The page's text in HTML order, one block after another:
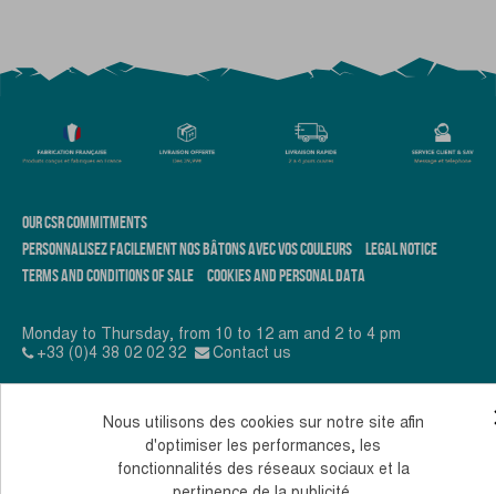
OUR CSR COMMITMENTS
PERSONNALISEZ FACILEMENT NOS BÂTONS AVEC VOS COULEURS
LEGAL NOTICE
TERMS AND CONDITIONS OF SALE
COOKIES AND PERSONAL DATA
Monday to Thursday, from 10 to 12 am and 2 to 4 pm
+33 (0)4 38 02 02 32
Contact us
Nous utilisons des cookies sur notre site afin
d'optimiser les performances, les
fonctionnalités des réseaux sociaux et la